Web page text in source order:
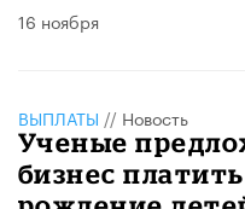
16 ноября
ВЫПЛАТЫ // Новость
Ученые
бизнес